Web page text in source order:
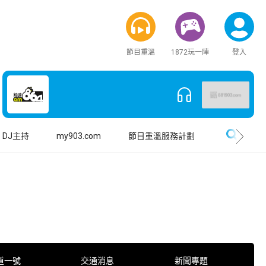
節目重溫 1872玩一陣 登入
DJ主持 my903.com 節目重溫服務計劃
一號 交通消息 新聞專題